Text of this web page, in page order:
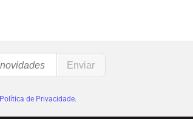
Política de Privacidade.